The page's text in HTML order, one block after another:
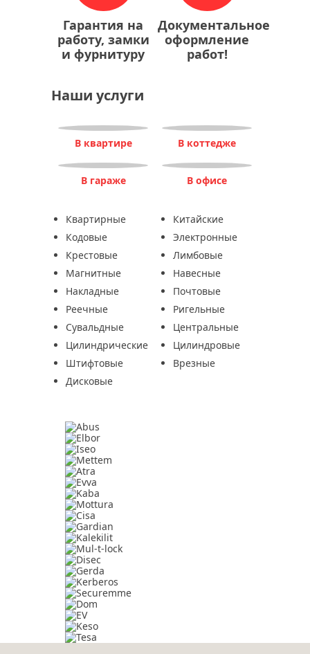
Гарантия на
работу, замки
и фурнитуру
Документальное
оформление
работ!
Наши услуги
В квартире В коттедже
В гараже В офисе
Квартирные
Китайские
Кодовые
Электронные
Крестовые
Лимбовые
Магнитные
Навесные
Накладные
Почтовые
Реечные
Ригельные
Сувальдные
Центральные
Цилиндрические
Цилиндровые
Штифтовые
Врезные
Дисковые